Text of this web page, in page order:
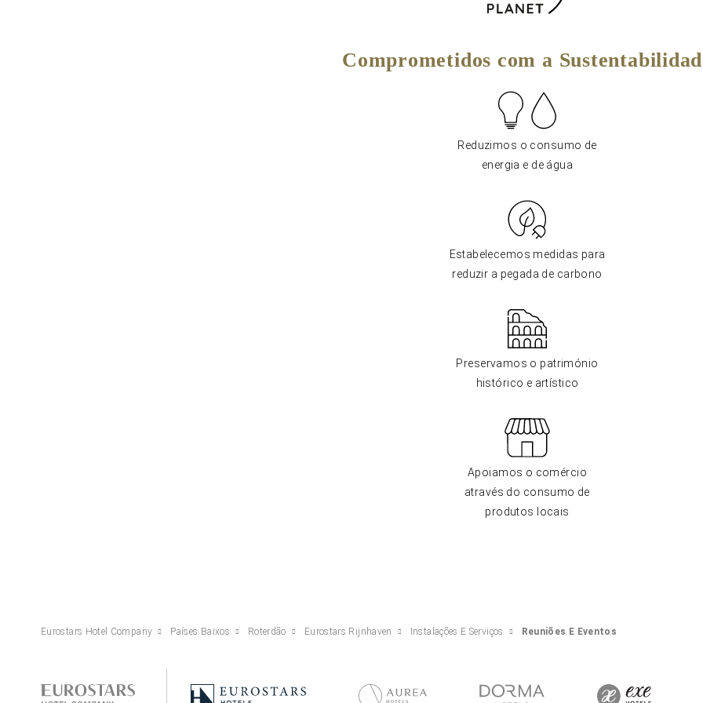
Comprometidos com a
Reduzimos o consumo de
energia e de água
Estabelecemos medidas para
reduzir a pegada de carbono
Preservamos o património
histórico e artístico
Apoiamos o comércio
através do consumo de
produtos locais
Eurostars Hotel Company Países Baixos Roterdão Eurostars Rijnhaven Instalações E Serviços Reuniões E Eventos